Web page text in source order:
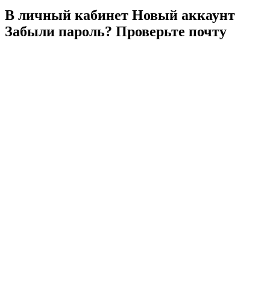
В личный кабинет Новый аккаунт
Забыли пароль? Проверьте почту